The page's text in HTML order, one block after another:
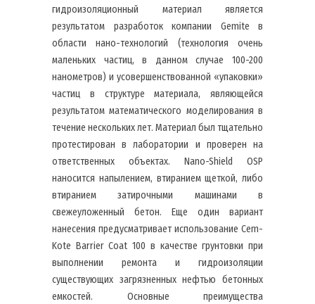
гидроизоляционный материал является
результатом разработок компании Gemite в
области нано-технологий (технология очень
маленьких частиц, в данном случае 100-200
нанометров) и усовершенствованной «упаковки»
частиц в структуре материала, являющейся
результатом математического моделирования в
течение нескольких лет. Материал был тщательно
протестирован в лаборатории и проверен на
ответственных объектах. Nano-Shield OSP
наносится напылением, втиранием щеткой, либо
втиранием затирочными машинами в
свежеуложенный бетон. Еще один вариант
нанесения предусматривает использование Cem-
Kote Barrier Coat 100 в качестве грунтовки при
выполнении ремонта и гидроизоляции
существующих загрязненных нефтью бетонных
емкостей. Основные преимущества